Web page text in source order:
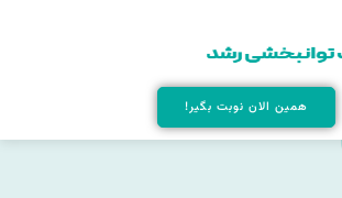
همین الان نوبت بگیر!